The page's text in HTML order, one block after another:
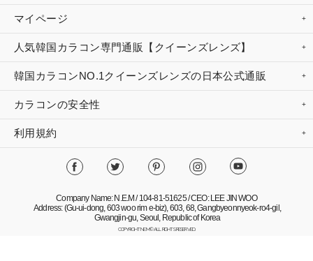
マイページ
人気韓国カラコン専門通販【クイーンズレンズ】
韓国カラコンNO.1クイーンズレンズの日本公式通販
カラコンの安全性
利用規約
Company Name: N.E.M / 104-81-51625 / CEO: LEE JIN WOO
Address: (Gu-ui-dong, 603 woo rim e-biz), 603, 68, Gangbyeonnyeok-ro4-gil,
Gwangjin-gu, Seoul, Republic of Korea
COPYRIGHT NEM© ALL RIGHTS RESERVED.